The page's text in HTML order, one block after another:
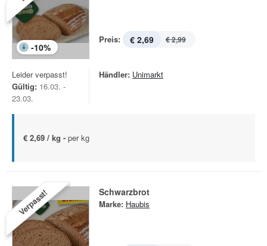
-10%
Preis: € 2,69 € 2,99
Leider verpasst!
Gültig: 16.03. -
23.03.
Händler: Unimarkt
€ 2,69 / kg - per kg
Verpasst! Schwarzbrot
Marke: Haubis